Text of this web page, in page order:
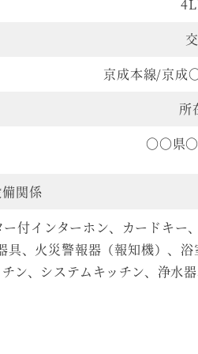
京成本線/京成
所
〇〇県
関係
インターホン、カードキー
、火災警報器（報知機）、浴
ン、システムキッチン、浄水